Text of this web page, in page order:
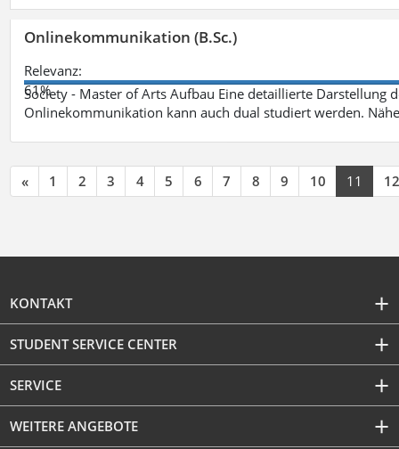
Onlinekommunikation (B.Sc.)
Relevanz:
61%
Society - Master of Arts Aufbau Eine detaillierte Darstellung
Onlinekommunikation kann auch dual studiert werden.
« 1 2 3 4 5 6 7 8 9 10 11 12
KONTAKT
STUDENT SERVICE CENTER
SERVICE
WEITERE ANGEBOTE